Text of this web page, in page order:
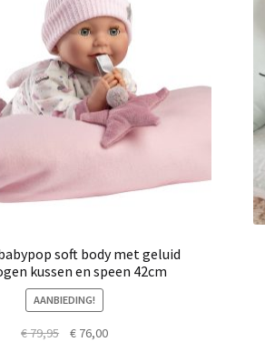
soft body met geluid
kussen en speen 42cm
AANBIEDING!
€79,95
Oorspronkelijke
€76,00Huidige